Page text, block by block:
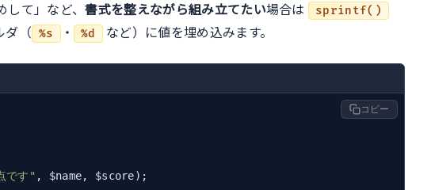
して」など、書式を整えながら組み立てたい場合は sprintf()
ダ（ %s ・ %d など）に値を埋め込みます。
です"
コピー